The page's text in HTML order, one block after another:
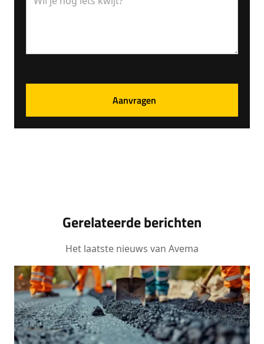
Gerelateerde berichten
Het laatste nieuws van Avema